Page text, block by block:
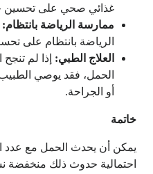
غذائي صحي على تحسين
ممارسة الرياضة بانتظام:
الرياضة بانتظام على
العلاج الطبي: إذا لم
الحمل، فقد يوصي
أو الجراحة.
خاتمة
احتمالية حدوث ذلك منخفضة